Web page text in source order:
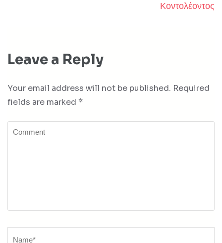
Κοντολέοντος
Leave a Reply
Your email address will not be published. Required
fields are marked *
Comment